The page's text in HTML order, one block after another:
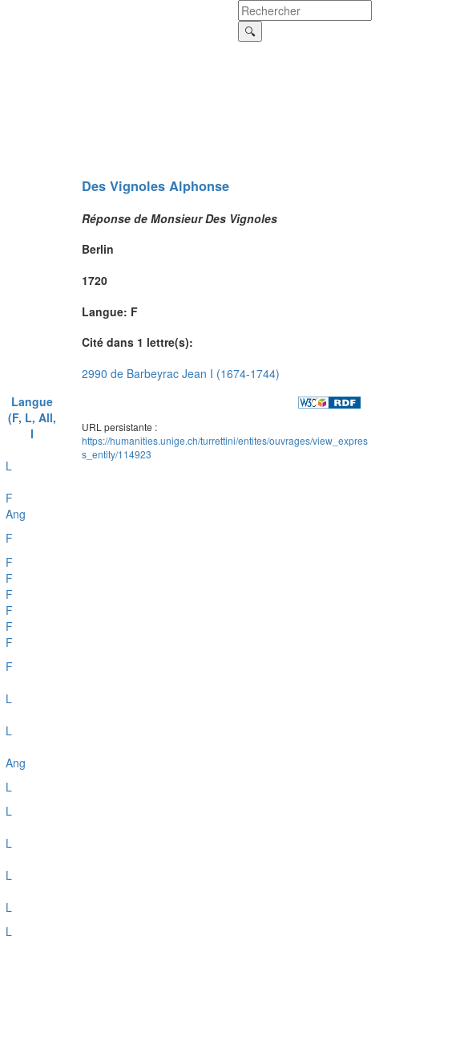
Langue
(F, L, All,
I
L
F
Ang
F
F
F
F
F
F
F
F
L
L
Ang
L
L
L
L
L
L
Des Vignoles Alphonse
Réponse de Monsieur Des Vignoles
Berlin
1720
Langue: F
Cité dans 1 lettre(s):
2990 de Barbeyrac Jean I (1674-1744)
URL persistante :
https://humanities.unige.ch/turrettini/entites/ouvrages/view_expres
s_entity/114923